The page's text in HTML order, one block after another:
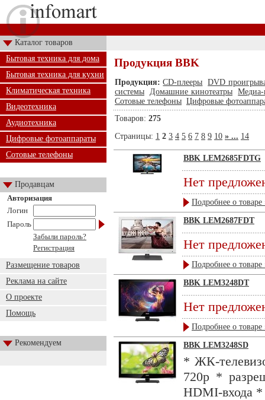
Каталог товаров
Бытовая техника для дома
Бытовая техника для кухни
Климатическая техника
Видеотехника
Аудиотехника
Цифровые фотоаппараты
Сотовые телефоны
Продавцам
Авторизация
Логин
Пароль
Забыли пароль?
Регистрация
Размещение товаров
Реклама на сайте
О проекте
Помощь
Рекомендуем
Продукция BBK
Продукция: CD-плееры
DVD
системы
Домашние кинотеатры
Медиа-
Сотовые телефоны Цифровые
Товаров: 275
Страницы: 1 2 3 4 5 6 7 8 9 10 » ... 14
BBK LEM2685FDTG
Нет
Подробнее о товаре
BBK LEM2687FDT
Нет
Подробнее о товаре
BBK LEM3248DT
Нет
Подробнее о товаре
BBK LEM3248SD
* ЖК-
720p *
HDMI-входа *